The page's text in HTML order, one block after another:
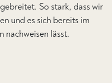
So stark, dass wir
und es sich bereits im
nachweisen lässt.